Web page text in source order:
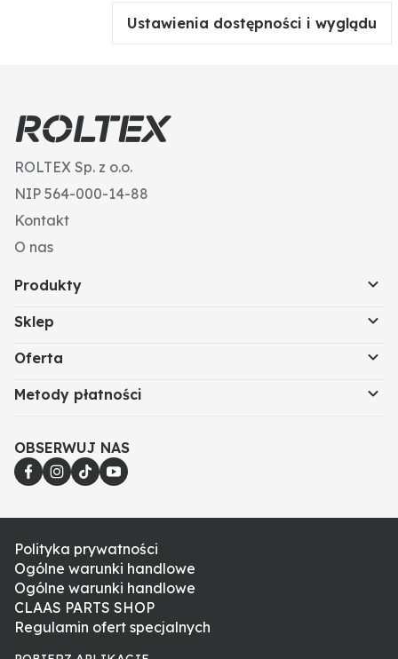
Ustawienia dostępności i wyglądu
ROLTEX Sp. z o.o.
NIP 564-000-14-88
Kontakt
O nas
Produkty
Sklep
Oferta
Metody płatności
OBSERWUJ NAS
Polityka prywatności
Ogólne warunki handlowe
Ogólne warunki handlowe
CLAAS PARTS SHOP
Regulamin ofert specjalnych